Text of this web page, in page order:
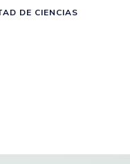
DE CIENCIAS